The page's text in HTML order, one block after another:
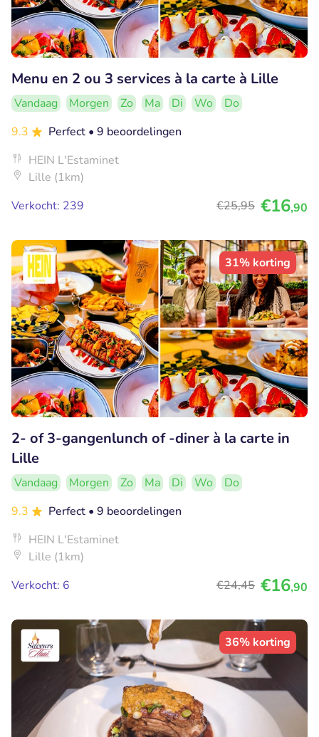
Menu en 2 ou 3 services à la carte à Lille
Vandaag Morgen Zo Ma Di Wo
Do
9.3
Perfect • 9 beoordelingen
HEIN L'Estaminet
Lille (1km)
Verkocht: 239
€25,95 €16,90
31% korting
2- of 3-gangenlunch of -diner à la carte in
Lille
Vandaag Morgen Zo Ma Di Wo
Do
9.3
Perfect • 9 beoordelingen
HEIN L'Estaminet
Lille (1km)
Verkocht: 6
€24,45 €16,90
36% korting